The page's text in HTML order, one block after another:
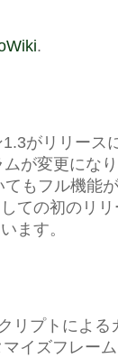
.
がリリース
が変更にな
もフル機能
ての初のリ
ます。
リプトによる
イズフレー